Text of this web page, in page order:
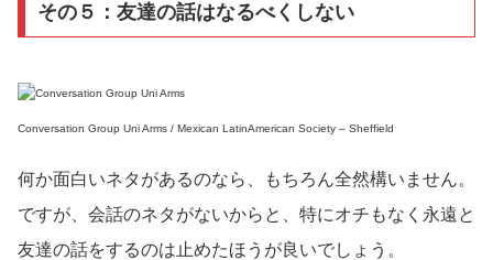
その５：友達の話はなるべくしない
Conversation Group Uni Arms / Mexican LatinAmerican Society – Sheffield
何か面白いネタがあるのなら、もちろん全然構いません。
ですが、会話のネタがないからと、特にオチもなく永遠と
友達の話をするのは止めたほうが良いでしょう。